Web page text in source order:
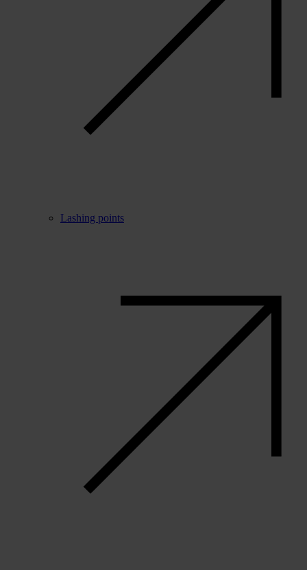
Lashing points